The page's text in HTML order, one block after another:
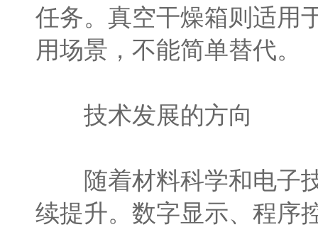
任务。真空干燥箱则适用
用场景，不能简单替代。
技术发展的方向
随着材料科学和电子技
续提升。数字显示、程序